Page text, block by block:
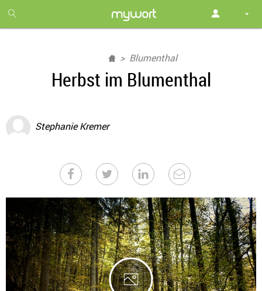
month
free
Blumenthal
Herbst im Blumenthal
Stephanie Kremer